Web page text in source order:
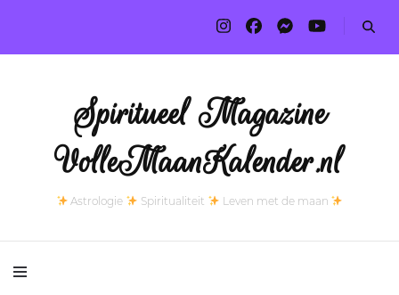
Spiritueel Magazine
VolleMaanKalender.nl
Astrologie Spiritualiteit Leven met de maan